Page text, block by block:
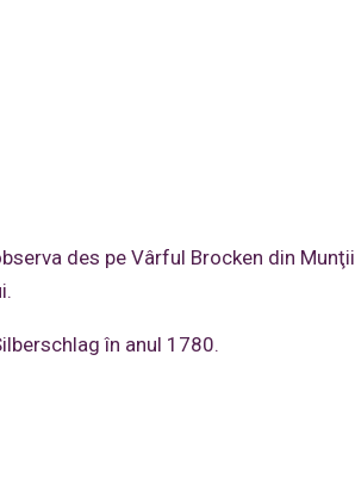
des pe Vârful Brocken din Munţii
în anul 1780.